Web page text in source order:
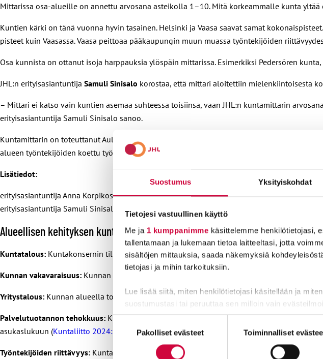
Suostumus Yksityiskohdat
Tietojesi vastuullinen käyttö
Me ja 1 kumppanimme käsittelemme henkilötietojasi,
tallentamaan ja lukemaan tietoa laitteeltasi, jotta
sisältöjen mittauksia, saada näkemyksiä
tietojasi ja mihin tarkoituksiin.
Lue lisää siitä, miten henkilötietojasi käsitellään ja
suostumustasi tai peruuttaa sen milloin vain
Evästeistä osa on välttämättömiä, osa sivuston
Pakolliset evästeet Toiminnalliset
Mittarissa osa-alueille on annettu arvosana asteikolla 1–10. Mitä korkeammalle kunta
Kuntien kärki on tänä vuonna hyvin tasainen. Helsinki ja Vaasa saavat samat
pisteet kuin Vaasassa. Vaasa peittoaa pääkaupungin muun muassa työntekijöiden
Osa kunnista on ottanut isoja harppauksia ylöspäin mittarissa. Esimerkiksi Pedersören
JHL:n erityisasiantuntija Samuli Sinisalo korostaa, että mittari aloitettiin mielenkiintoisesta
– Mittari ei katso vain kuntien asemaa suhteessa toisiinsa, vaan JHL:n kuntamittarin
erityisasiantuntija Samuli Sinisalo sanoo.
Kuntamittarin on toteuttanut Aula Research. Kuntamittarin tiedot kerätään Kuntaliiton ja
alueen työntekijöiden koettu työkyky ja arvio työelämän laadusta.
Lisätiedot:
erityisasiantuntija Anna Korpikoski 050 304 3858
erityisasiantuntija Samuli Sinisalo 040 7050 398
Alueellisen kehityksen kuntamittarin eri osa-alueet ovat:
Kuntatalous: Kuntakonsernin tilikauden tulos vähennettynä valtionosuudet suhteessa
Kunnan vakavaraisuus: Kunnan kertynyt yli- tai alijäämä asukasta kohden (
Yritystalous: Kunnan alueella toimivien yritysten toimipaikkojen liikevaihto suhteessa
Palvelutuotannon tehokkuus: Kuntien palvelutuotannon nettokäyttökustannukset eri
asukaslukuun (Kuntaliitto 2024: Kuntien palvelutuotannon nettokäyttökustannukset )
Työntekijöiden riittävyys: Kuntasektorin työntekijät ja työntekijät terveys- ja